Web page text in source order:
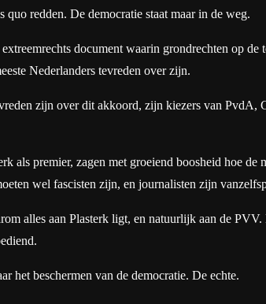
redden. De democratie staat maar in de weg.
document waarin grondrechten op
Nederlanders tevreden over zijn.
zijn over dit akkoord, zijn kiezers van
als premier, zagen met groeiend boosheid hoe
wel fascisten zijn, en journalisten zijn
alles aan Plasterk ligt, en natuurlijk aan de
het beschermen van de democratie. De echte.